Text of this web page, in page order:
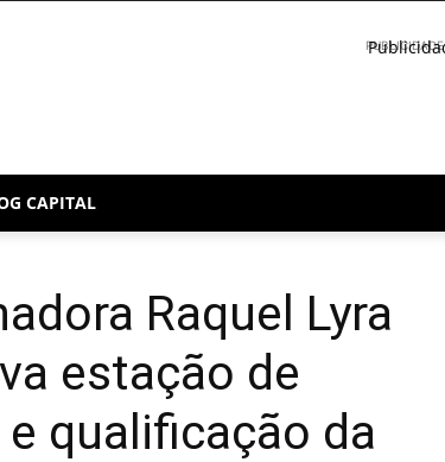
PUBLICIDADE
CAPITAL
Raquel Lyra
estação de
qualificação da